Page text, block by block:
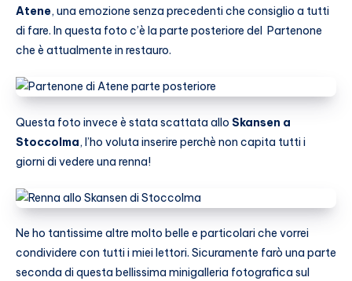
Atene, una emozione senza precedenti che consiglio a tutti
di fare. In questa foto c’è la parte posteriore del Partenone
che è attualmente in restauro.
Questa foto invece è stata scattata allo Skansen a
Stoccolma, l’ho voluta inserire perchè non capita tutti i
giorni di vedere una renna!
Ne ho tantissime altre molto belle e particolari che vorrei
condividere con tutti i miei lettori. Sicuramente farò una parte
seconda di questa bellissima minigalleria fotografica sul